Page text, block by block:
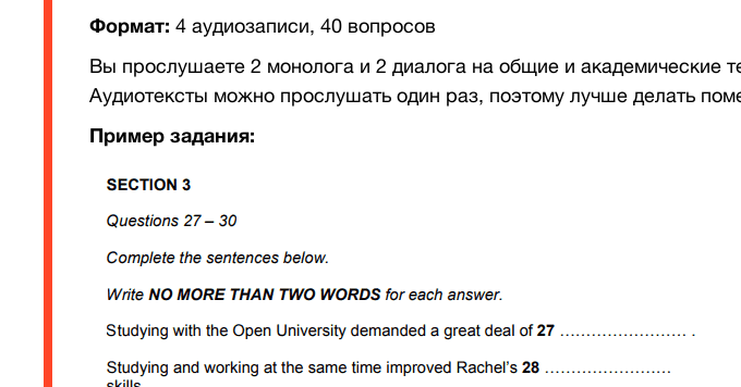
Формат: 4 аудиозаписи, 40 вопросов
Вы прослушаете 2 монолога и 2 диалога на общие и академические
Аудиотексты можно прослушать один раз, поэтому лучше делать
Пример задания: